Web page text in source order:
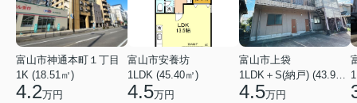
富山市神通本町１丁目
1K (18.51㎡)
4.2万円
富山市安養坊
1LDK (45.40㎡)
4.5万円
富山市上袋
4.5万円